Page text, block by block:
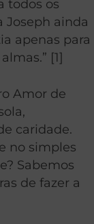
todos os
Joseph ainda
apenas para
[1]
Amor de
caridade.
no simples
Sabemos
de fazer a